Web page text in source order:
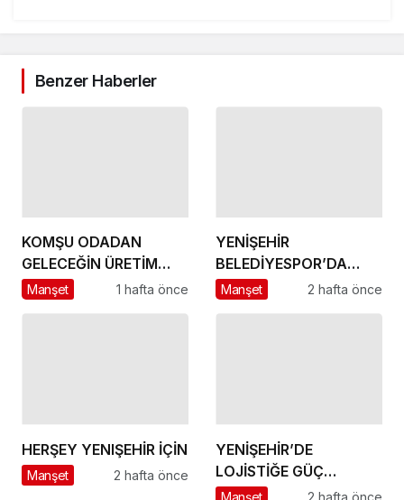
Benzer Haberler
KOMŞU ODADAN
GELECEĞİN ÜRETİM
ÜSSÜ YESAN’A
Manşet 1 hafta önce
YENİŞEHİR
BELEDİYESPOR’DA
GÜÇLÜ YÖNETİM,
Manşet 2 hafta önce
HERŞEY YENIŞEHİR İÇİN
Manşet 2 hafta önce
YENİŞEHİR’DE
LOJİSTİĞE GÜÇ
KATACAK ADIM
Manşet 2 hafta önce